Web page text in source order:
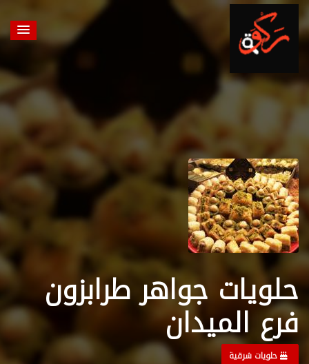
حلويات جواهر طرابزون
فرع الميدان
حلويات شرقية